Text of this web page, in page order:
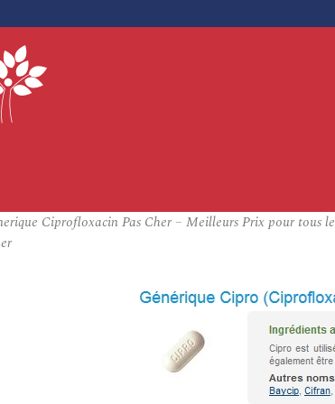
Ciprofloxacin Pas Cher – Meilleurs Prix pour tous